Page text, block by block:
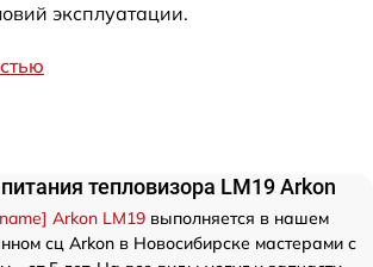
эксплуатации.
тепловизора LM19 Arkon
Arkon LM19 выполняется в нашем
сц Arkon в Новосибирске мастерами с